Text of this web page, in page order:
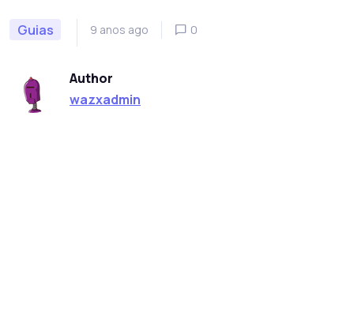
Guias 9 anos ago 0
Author
wazxadmin